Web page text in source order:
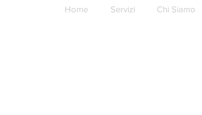
Home Servizi Chi Siamo